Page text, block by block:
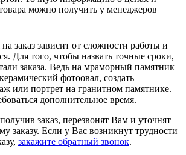
можно получить у менеджеров
заказ зависит от сложности работы и
Для того, чтобы назвать точные сроки,
заказа. Ведь на мраморный памятник
фотоовал, создать
или портрет на гранитном памятнике.
дополнительное время.
заказ, перезвонят Вам и уточнят
заказу. Если у Вас возникнут трудности
закажите обратный звонок.